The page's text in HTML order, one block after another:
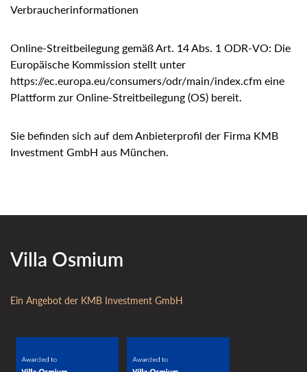
Verbraucher­informationen
Online-Streitbeilegung gemäß Art. 14 Abs. 1 ODR-VO: Die
Europäische Kommission stellt unter
https://ec.europa.eu/consumers/odr/main/index.cfm eine
Plattform zur Online-Streitbeilegung (OS) bereit.
Sie befinden sich auf dem Anbieterprofil der Firma KMB
Investment GmbH aus München.
Villa Osmium
Ein Angebot der KMB Investment GmbH